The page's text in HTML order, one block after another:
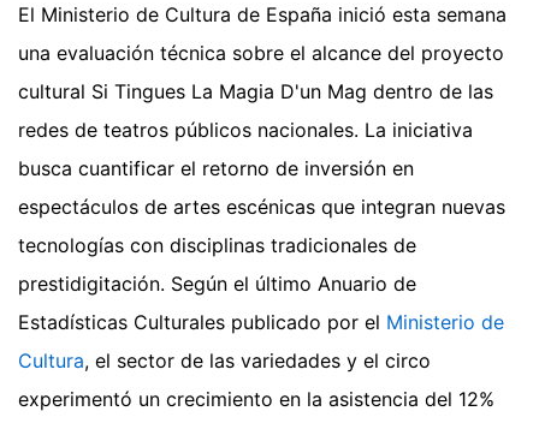
El Ministerio de Cultura de España inició esta semana
una evaluación técnica sobre el alcance del proyecto
cultural Si Tingues La Magia D'un Mag dentro de las
redes de teatros públicos nacionales. La iniciativa
busca cuantificar el retorno de inversión en
espectáculos de artes escénicas que integran nuevas
tecnologías con disciplinas tradicionales de
prestidigitación. Según el último Anuario de
Estadísticas Culturales publicado por el Ministerio de
Cultura, el sector de las variedades y el circo
experimentó un crecimiento en la asistencia del 12%